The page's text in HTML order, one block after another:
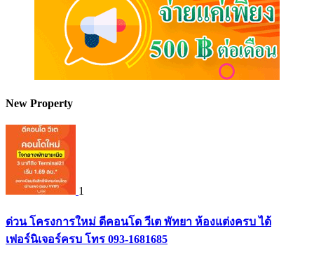
New Property
1
ด่วน โครงการใหม่ ดีคอนโด วีเต พัทยา ห้องแต่งครบ ได้
เฟอร์นิเจอร์ครบ โทร 093-1681685